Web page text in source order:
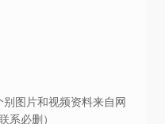
别图片和视频资料来自网
系必删）